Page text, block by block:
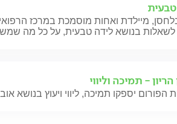
מיילדת ואחות מוסמכת במרכז הרפואי
בנושא לידה טבעית, על כל מה
- תמיכה וליווי
הפורום יספקו תמיכה, ליווי ויעוץ בנושא